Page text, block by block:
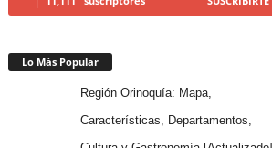
Lo Más Popular
Región Orinoquía: Mapa,
Características, Departamentos,